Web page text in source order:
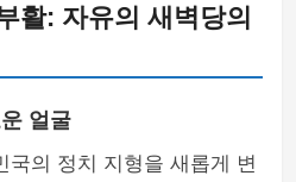
활: 자유의 새벽당의
얼굴
국의 정치 지형을 새롭게 변